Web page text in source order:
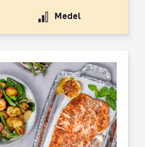
Medel